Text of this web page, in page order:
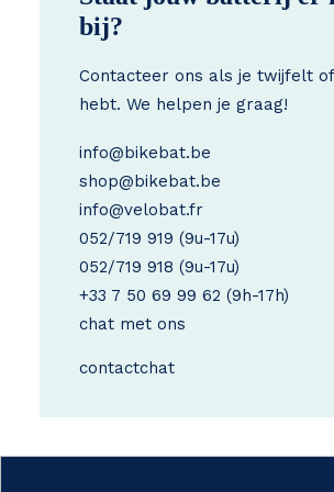
bij?
Contacteer ons als je twijfelt
hebt. We helpen je graag!
info@bikebat.be
shop@bikebat.be
info@velobat.fr
052/719 919 (9u-17u)
052/719 918 (9u-17u)
+33 7 50 69 99 62 (9h-17h)
chat met ons
contactchat